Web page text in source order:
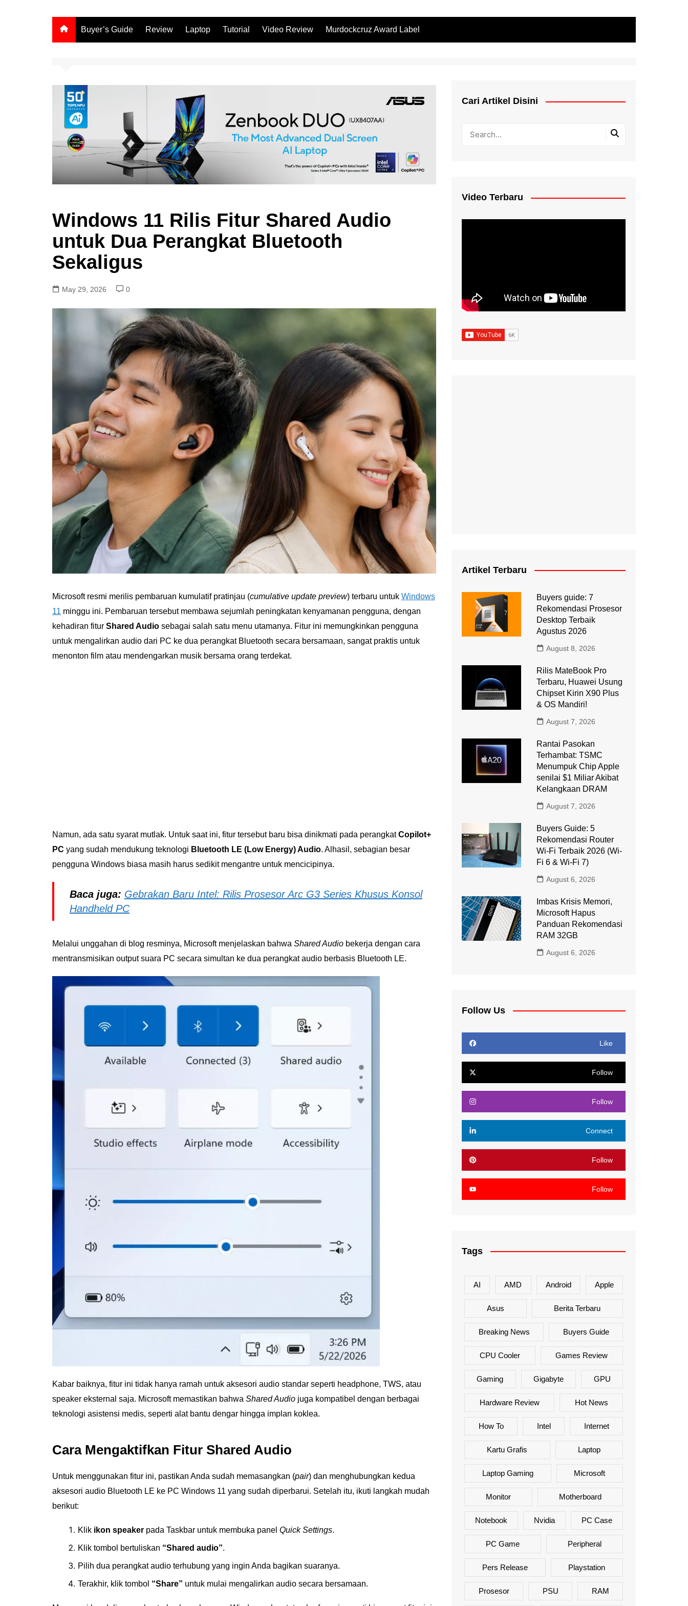
Buyer’s Guide Review Laptop Tutorial Video Review Murdockcruz Award Label
Windows 11 Rilis Fitur Shared Audio
untuk Dua Perangkat Bluetooth
Sekaligus
May 29, 2026 0
Microsoft resmi merilis pembaruan kumulatif pratinjau (cumulative update preview) terbaru untuk Windows
11 minggu ini. Pembaruan tersebut membawa sejumlah peningkatan kenyamanan pengguna, dengan
kehadiran fitur Shared Audio sebagai salah satu menu utamanya. Fitur ini memungkinkan pengguna
untuk mengalirkan audio dari PC ke dua perangkat Bluetooth secara bersamaan, sangat praktis untuk
menonton film atau mendengarkan musik bersama orang terdekat.
Namun, ada satu syarat mutlak. Untuk saat ini, fitur tersebut baru bisa dinikmati pada perangkatCopilot+
PC yang sudah mendukung teknologi Bluetooth LE (Low Energy) Audio. Alhasil, sebagian besar
pengguna Windows biasa masih harus sedikit mengantre untuk mencicipinya.
Baca juga: Gebrakan Baru Intel: Rilis Prosesor Arc G3 Series Khusus Konsol
Handheld PC
Melalui unggahan di blog resminya, Microsoft menjelaskan bahwa Shared Audio bekerja dengan cara
mentransmisikan output suara PC secara simultan ke dua perangkat audio berbasis Bluetooth LE.
Kabar baiknya, fitur ini tidak hanya ramah untuk aksesori audio standar seperti headphone, TWS, atau
speaker eksternal saja. Microsoft memastikan bahwa Shared Audio juga kompatibel dengan berbagai
teknologi asistensi medis, seperti alat bantu dengar hingga implan koklea.
Cara Mengaktifkan Fitur Shared Audio
Untuk menggunakan fitur ini, pastikan Anda sudah memasangkan (pair) dan menghubungkan kedua
aksesori audio Bluetooth LE ke PC Windows 11 yang sudah diperbarui. Setelah itu, ikuti langkah mudah
berikut:
Klik ikon speaker pada Taskbar untuk membuka panel Quick Settings.
Klik tombol bertuliskan “Shared audio”.
Pilih dua perangkat audio terhubung yang ingin Anda bagikan suaranya.
Terakhir, klik tombol “Share” untuk mulai mengalirkan audio secara bersamaan.
Cari Artikel Disini
Video Terbaru
Artikel Terbaru
Buyers guide: 7
Rekomendasi Prosesor
Desktop Terbaik
Agustus 2026
August 8, 2026
Rilis MateBook Pro
Terbaru, Huawei Usung
Chipset Kirin X90 Plus
& OS Mandiri!
August 7, 2026
Rantai Pasokan
Terhambat: TSMC
Menumpuk Chip Apple
senilai $1 Miliar Akibat
Kelangkaan DRAM
August 7, 2026
Buyers Guide: 5
Rekomendasi Router
Wi-Fi Terbaik 2026 (Wi-
Fi 6 & Wi-Fi 7)
August 6, 2026
Imbas Krisis Memori,
Microsoft Hapus
Panduan Rekomendasi
RAM 32GB
August 6, 2026
Follow Us
Like
Follow
Follow
Connect
Follow
Follow
Tags
AI AMD Android Apple
Asus Berita Terbaru
Breaking News Buyers Guide
CPU Cooler Games Review
Gaming Gigabyte GPU
Hardware Review Hot News
How To Intel Internet
Kartu Grafis Laptop
Laptop Gaming Microsoft
Monitor Motherboard
Notebook Nvidia PC Case
PC Game Peripheral
Pers Release Playstation
Prosesor PSU RAM